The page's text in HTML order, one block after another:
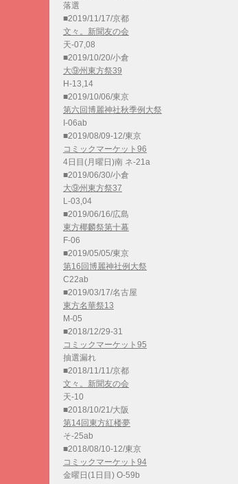
落選
■2019/11/17/京都
文々。新聞友の会
天-07,08
■2019/10/20/小倉
大⑨州東方祭39
H-13,14
■2019/10/06/東京
第六回博麗神社秋季例大祭
I-06ab
■2019/08/09-12/東京
コミックマーケット96
4日目(月曜日)南 ネ-21a
■2019/06/30/小倉
大⑨州東方祭37
L-03,04
■2019/06/16/広島
東方椰麟祭第十幕
F-06
■2019/05/05/東京
第16回博麗神社例大祭
C22ab
■2019/03/17/名古屋
東方名華祭13
M-05
■2018/12/29-31
コミックマーケット95
抽選漏れ
■2018/11/11/京都
文々。新聞友の会
天-10
■2018/10/21/大阪
第14回東方紅楼夢
そ-25ab
■2018/08/10-12/東京
コミックマーケット94
金曜日(1日目) O-59b